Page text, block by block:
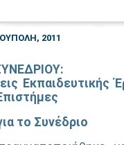
2011
Εκπαιδευτικής
το Συνέδριο